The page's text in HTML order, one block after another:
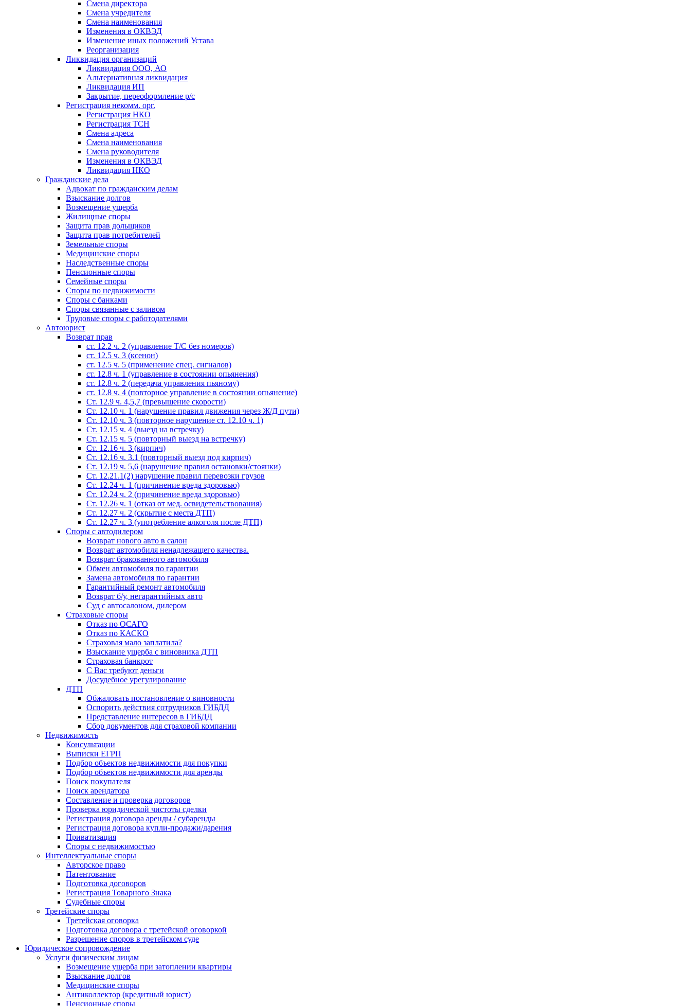
Смена директора
Cмена учредителя
Смена наименования
Изменения в ОКВЭД
Изменение иных положений Устава
Реорганизация
Ликвидация организаций
Ликвидация ООО, АО
Альтернативная ликвидация
Ликвидация ИП
Закрытие, переоформление р/с
Регистрация некомм. орг.
Регистрация НКО
Регистрация ТСН
Смена адреса
Смена наименования
Смена руководителя
Изменения в ОКВЭД
Ликвидация НКО
Гражданские дела
Адвокат по гражданским делам
Взыскание долгов
Возмещение ущерба
Жилищные споры
Защита прав дольщиков
Защита прав потребителей
Земельные споры
Медицинские споры
Наследственные споры
Пенсионные споры
Семейные споры
Cпоры по недвижимости
Споры с банками
Споры связанные с заливом
Трудовые споры с работодателями
Автоюрист
Возврат прав
ст. 12.2 ч. 2 (управление Т/С без номеров)
ст. 12.5 ч. 3 (ксенон)
ст. 12.5 ч. 5 (применение спец. сигналов)
cт. 12.8 ч. 1 (управление в состоянии опьянения)
ст. 12.8 ч. 2 (передача управления пьяному)
ст. 12.8 ч. 4 (повторное управление в состоянии опьянение)
Ст. 12.9 ч. 4,5,7 (превышение скорости)
Ст. 12.10 ч. 1 (нарушение правил движения через Ж/Д пути)
Ст. 12.10 ч. 3 (повторное нарушение ст. 12.10 ч. 1)
Ст. 12.15 ч. 4 (выезд на встречку)
Ст. 12.15 ч. 5 (повторный выезд на встречку)
Ст. 12.16 ч. 3 (кирпич)
Ст. 12.16 ч. 3.1 (повторный выезд под кирпич)
Ст. 12.19 ч. 5,6 (нарушение правил остановки/стоянки)
Ст. 12.21.1(2) нарушение правил перевозки грузов
Ст. 12.24 ч. 1 (причинение вреда здоровью)
Ст. 12.24 ч. 2 (причинение вреда здоровью)
Ст. 12.26 ч. 1 (отказ от мед. освидетельствования)
Ст. 12.27 ч. 2 (скрытие с места ДТП)
Ст. 12.27 ч. 3 (употребление алкоголя после ДТП)
Споры с автодилером
Возврат нового авто в салон
Возврат автомобиля ненадлежащего качества.
Возврат бракованного автомобиля
Обмен автомобиля по гарантии
Замена автомобиля по гарантии
Гарантийный ремонт автомобиля
Возврат б/у, негарантийных авто
Суд с автосалоном, дилером
Страховые споры
Отказ по ОСАГО
Отказ по КАСКО
Страховая мало заплатила?
Взыскание ущерба с виновника ДТП
Страховая банкрот
С Вас требуют деньги
Досудебное урегулирование
ДТП
Обжаловать постановление о виновности
Оспорить действия сотрудников ГИБДД
Представление интересов в ГИБДД
Сбор документов для страховой компании
Недвижимость
Консультации
Выписки ЕГРП
Подбор объектов недвижимости для покупки
Подбор объектов недвижимости для аренды
Поиск покупателя
Поиск арендатора
Составление и проверка договоров
Проверка юридической чистоты сделки
Регистрация договора аренды / субаренды
Регистрация договора купли-продажи/дарения
Приватизация
Cпоры с недвижимостью
Интеллектуальные споры
Авторское право
Патентование
Подготовка договоров
Регистрация Товарного Знака
Судебные споры
Третейские споры
Третейская оговорка
Подготовка договора с третейской оговоркой
Разрешение споров в третейском суде
Юридическое сопровождение
Услуги физическим лицам
Возмещение ущерба при затоплении квартиры
Взыскание долгов
Медицинские споры
Антиколлектор (кредитный юрист)
Пенсионные споры